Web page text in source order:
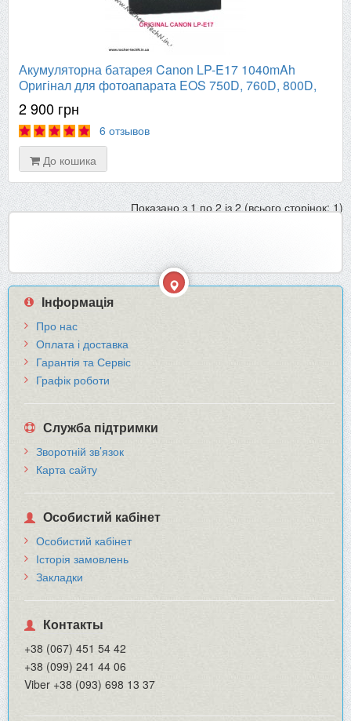
Акумуляторна батарея Canon LP-E17 1040mAh
Оригінал для фотоапарата EOS 750D, 760D, 800D,
M6
2 900 грн
6 отзывов
До кошика
Показано з 1 по 2 із 2 (всього сторінок: 1)
Інформація
Про нас
Оплата і доставка
Гарантія та Сервіс
Графік роботи
Служба підтримки
Зворотній зв’язок
Карта сайту
Особистий кабінет
Особистий кабінет
Історія замовлень
Закладки
Контакты
+38 (067) 451 54 42
+38 (099) 241 44 06
Viber +38 (093) 698 13 37